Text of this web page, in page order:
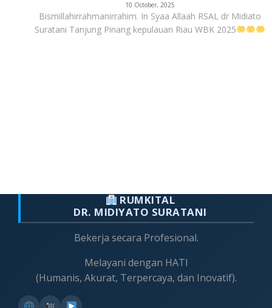
10 October, 2025
Bismillahirrahmanirrahim. In Syaa Allaah RSAL dr Midiato
Suratani Tanjung Pinang kepulauan Riau WBK 2025
RUMKITAL
DR. MIDIYATO SURATANI
Bekerja secara Profesional.
Melayani dengan HATI
(Humanis, Akurat, Terpercaya, dan Inovatif).